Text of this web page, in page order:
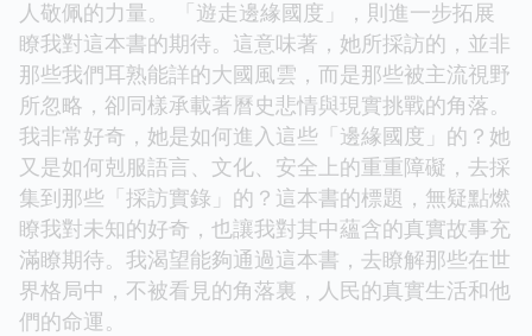
人敬佩的力量。 「遊走邊緣國度」，則進一步拓展
瞭我對這本書的期待。這意味著，她所採訪的，並非
那些我們耳熟能詳的大國風雲，而是那些被主流視野
所忽略，卻同樣承載著曆史悲情與現實挑戰的角落。
我非常好奇，她是如何進入這些「邊緣國度」的？她
又是如何剋服語言、文化、安全上的重重障礙，去採
集到那些「採訪實錄」的？這本書的標題，無疑點燃
瞭我對未知的好奇，也讓我對其中蘊含的真實故事充
滿瞭期待。我渴望能夠通過這本書，去瞭解那些在世
界格局中，不被看見的角落裏，人民的真實生活和他
們的命運。